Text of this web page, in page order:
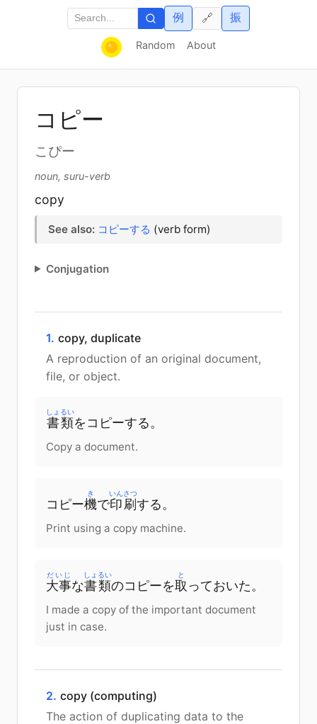
Random About
例 振
🔗
コピー
こぴー
noun, suru-verb
copy
See also: コピーする (verb form)
Conjugation
1. copy, duplicate
A reproduction of an original document,
file, or object.
書類
しょるい
を コピーする 。
Copy a document.
コピー機
き
で印刷
いんさつ
する 。
Print using a copy machine.
大事
だいじ
な書類
しょるい
のコピーを取
と
っておいた 。
I made a copy of the important document
just in case.
2. copy (computing)
The action of duplicating data to the